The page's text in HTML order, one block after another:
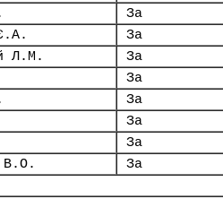
За
За
Л.М.
За
За
За
За
За
В.О. За